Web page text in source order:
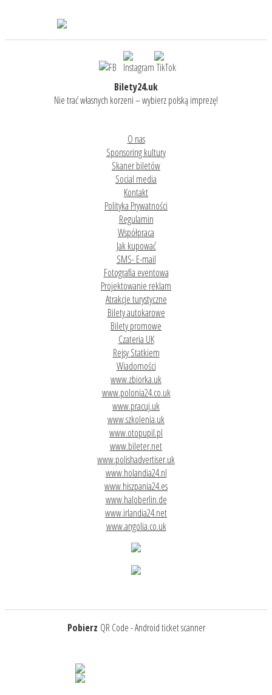
Bilety24.uk
Nie trać własnych korzeni – wybierz polską imprezę!
O nas
Sponsoring kultury
Skaner biletów
Social media
Kontakt
Polityka Prywatności
Regulamin
Współpraca
Jak kupować
SMS- E-mail
Fotografia eventowa
Projektowanie reklam
Atrakcje turystyczne
Bilety autokarowe
Bilety promowe
Czateria UK
Rejsy Statkiem
Wiadomości
www.zbiorka.uk
www.polonia24.co.uk
www.pracuj.uk
www.szkolenia.uk
www.otopupil.pl
www.bileter.net
www.polishadvertiser.uk
www.holandia24.nl
www.hiszpania24.es
www.haloberlin.de
www.irlandia24.net
www.angolia.co.uk
Pobierz QR Code - Android ticket scanner